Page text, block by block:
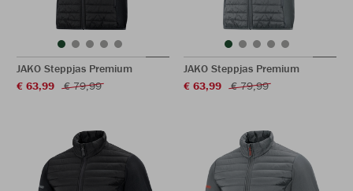
JAKO Steppjas Premium
€ 63,99
€ 79,99
JAKO Steppjas Premium
€ 63,99
€ 79,99